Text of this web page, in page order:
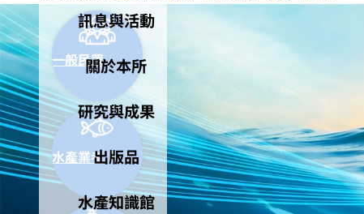
訊息與活動
關於本所
研究與成果
出版品
水產知識館
一般民眾
水產業者